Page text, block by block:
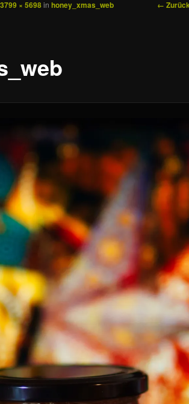
Bilder-
←
3799 × 5698inhoney_xmas_web